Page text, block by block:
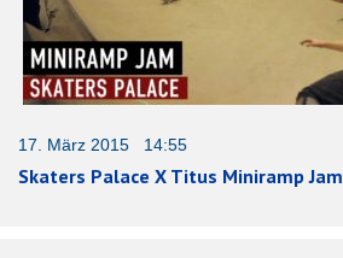
17. März 2015 14:55
Skaters Palace X Titus Miniramp Jam